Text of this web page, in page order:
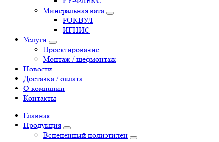
Минеральная вата
РОКВУЛ
ИГНИС
Услуги
Проектирование
Монтаж / шефмонтаж
Новости
Доставка / оплата
О компании
Контакты
Главная
Продукция
Вспененный полиэтилен